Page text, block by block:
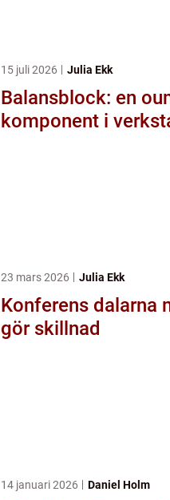
15 juli 2026 Julia Ekk
Balansblock: en
komponent i
23 mars 2026 Julia Ekk
Konferens dalarna möten som
gör skillnad
14 januari 2026 Daniel Holm